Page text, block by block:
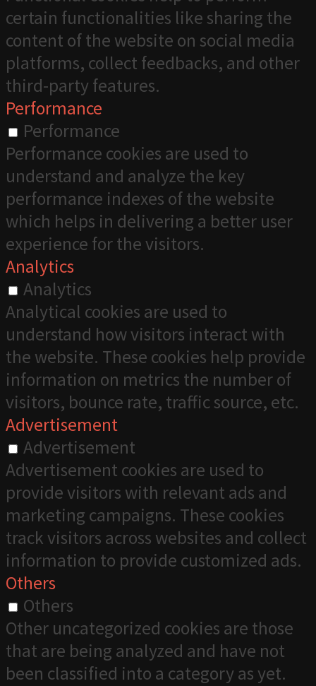
certain functionalities like sharing the
content of the website on social media
platforms, collect feedbacks, and other
third-party features.
Performance
Performance
Performance cookies are used to
understand and analyze the key
performance indexes of the website
which helps in delivering a better user
experience for the visitors.
Analytics
Analytics
Analytical cookies are used to
understand how visitors interact with
the website. These cookies help provide
information on metrics the number of
visitors, bounce rate, traffic source, etc.
Advertisement
Advertisement
Advertisement cookies are used to
provide visitors with relevant ads and
marketing campaigns. These cookies
track visitors across websites and collect
information to provide customized ads.
Others
Others
Other uncategorized cookies are those
that are being analyzed and have not
been classified into a category as yet.